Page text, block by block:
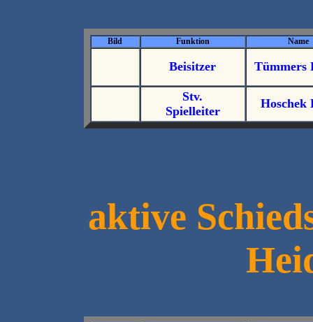
Bild Funktion Name
Beisitzer Tümmers
Stv.
Spielleiter
Hoschek
aktive